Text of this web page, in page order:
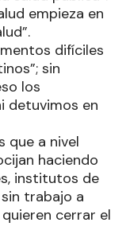
empieza en
difíciles
sin
los
detuvimos en
que a nivel
haciendo
institutos de
trabajo a
cerrar el